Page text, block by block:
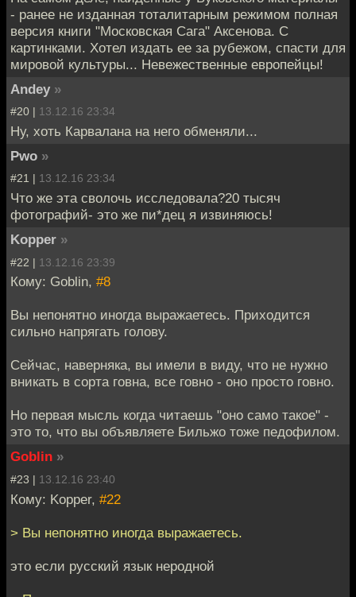
- ранее не изданная тоталитарным режимом полная
версия книги "Московская Сага" Аксенова. С
картинками. Хотел издать ее за рубежом, спасти для
мировой культуры... Невежественные европейцы!
Andey »
#20 | 13.12.16 23:34
Ну, хоть Карвалана на него обменяли...
Pwo »
#21 | 13.12.16 23:34
Что же эта сволочь исследовала?20 тысяч
фотографий- это же пи*дец я извиняюсь!
Kopper »
#22 | 13.12.16 23:39
Кому: Goblin, #8
Вы непонятно иногда выражаетесь. Приходится
сильно напрягать голову.
Сейчас, наверняка, вы имели в виду, что не нужно
вникать в сорта говна, все говно - оно просто говно.
Но первая мысль когда читаешь "оно само такое" -
это то, что вы объявляете Бильжо тоже педофилом.
Goblin »
#23 | 13.12.16 23:40
Кому: Kopper, #22
> Вы непонятно иногда выражаетесь.
это если русский язык неродной